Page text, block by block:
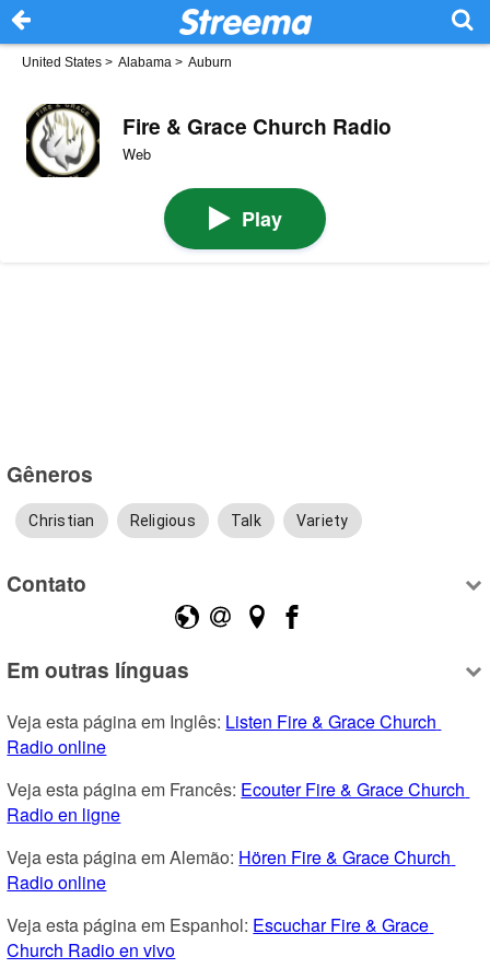
United States > Alabama > Auburn
Fire & Grace Church Radio
Web
Play
Gêneros
Christian Religious Talk Variety
Contato
Em outras línguas
Veja esta página em Inglês: Listen Fire & Grace Church
Radio online
Veja esta página em Francês: Ecouter Fire & Grace Church
Radio en ligne
Veja esta página em Alemão: Hören Fire & Grace Church
Radio online
Veja esta página em Espanhol: Escuchar Fire & Grace
Church Radio en vivo